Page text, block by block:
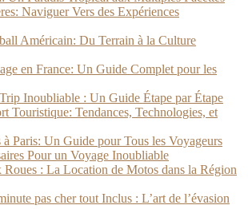
Naviguer Vers des Expériences
Américain: Du Terrain à la Culture
en France: Un Guide Complet pour les
Inoubliable : Un Guide Étape par Étape
Touristique: Tendances, Technologies, et
Paris: Un Guide pour Tous les Voyageurs
Pour un Voyage Inoubliable
: La Location de Motos dans la Région
pas cher tout Inclus : L’art de l’évasion